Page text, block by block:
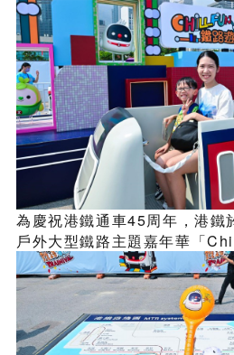
為慶祝港鐵通車45周年，港鐵
戶外大型鐵路主題嘉年華「